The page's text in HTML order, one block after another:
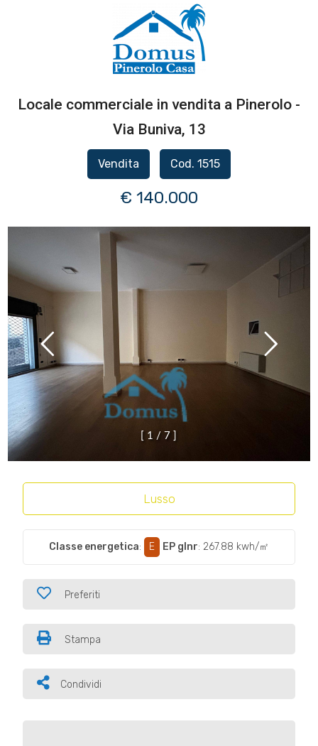
Locale commerciale in vendita a Pinerolo -
Via Buniva, 13
Vendita Cod. 1515
€ 140.000
1 / 7
Lusso
Classe energetica: E EP glnr: 267.88 kwh/㎡
Preferiti
Stampa
Condividi